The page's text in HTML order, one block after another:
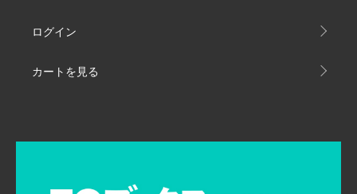
ログイン
カートを見る